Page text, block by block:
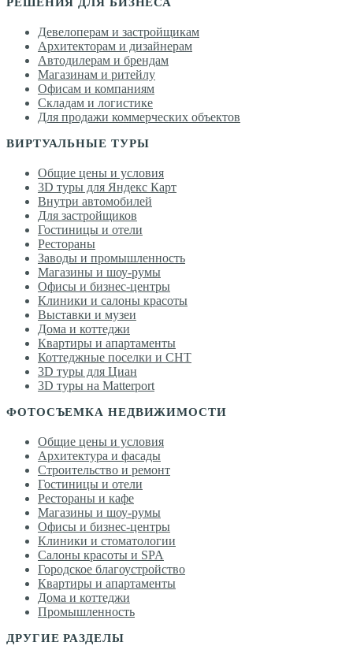
РЕШЕНИЯ ДЛЯ БИЗНЕСА
Девелоперам и застройщикам
Архитекторам и дизайнерам
Автодилерам и брендам
Магазинам и ритейлу
Офисам и компаниям
Складам и логистике
Для продажи коммерческих объектов
ВИРТУАЛЬНЫЕ ТУРЫ
Общие цены и условия
3D туры для Яндекс Карт
Внутри автомобилей
Для застройщиков
Гостиницы и отели
Рестораны
Заводы и промышленность
Магазины и шоу-румы
Офисы и бизнес-центры
Клиники и салоны красоты
Выставки и музеи
Дома и коттеджи
Квартиры и апартаменты
Коттеджные поселки и СНТ
3D туры для Циан
3D туры на Matterport
ФОТОСЪЕМКА НЕДВИЖИМОСТИ
Общие цены и условия
Архитектура и фасады
Строительство и ремонт
Гостиницы и отели
Рестораны и кафе
Магазины и шоу-румы
Офисы и бизнес-центры
Клиники и стоматологии
Салоны красоты и SPA
Городское благоустройство
Квартиры и апартаменты
Дома и коттеджи
Промышленность
ДРУГИЕ РАЗДЕЛЫ